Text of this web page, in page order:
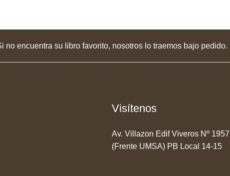
no encuentra su libro favorito, nosotros lo traemos bajo pedido.
Visítenos
Av. Villazon Edif Viveros Nº 1957
(Frente UMSA) PB Local 14-15